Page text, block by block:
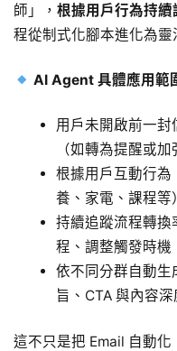
師」， 根據用戶行為持續
程從制式化腳本進化為靈
AI Agent 具體應用範
用戶未開啟前一
（如轉為提醒或加
根據用戶互動行為
養、家電、課程等）
持續追蹤流程轉換
程、調整觸發時機
依不同分群自動生
旨、CTA 與內容深
這不只是把 Email 自動